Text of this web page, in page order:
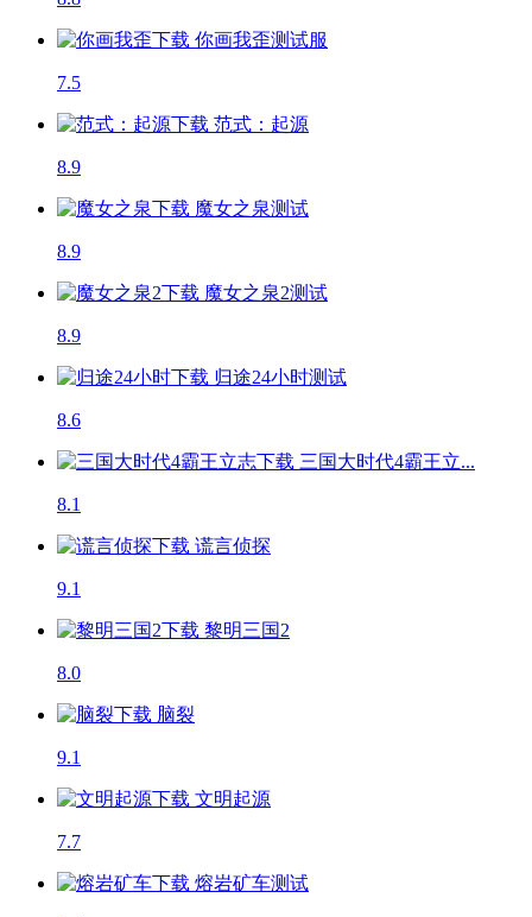
你画我歪测试服
7.5
范式：起源
8.9
魔女之泉测试
8.9
魔女之泉2测试
8.9
归途24小时测试
8.6
三国大时代4霸王立...
8.1
谎言侦探
9.1
黎明三国2
8.0
脑裂
9.1
文明起源
7.7
熔岩矿车测试